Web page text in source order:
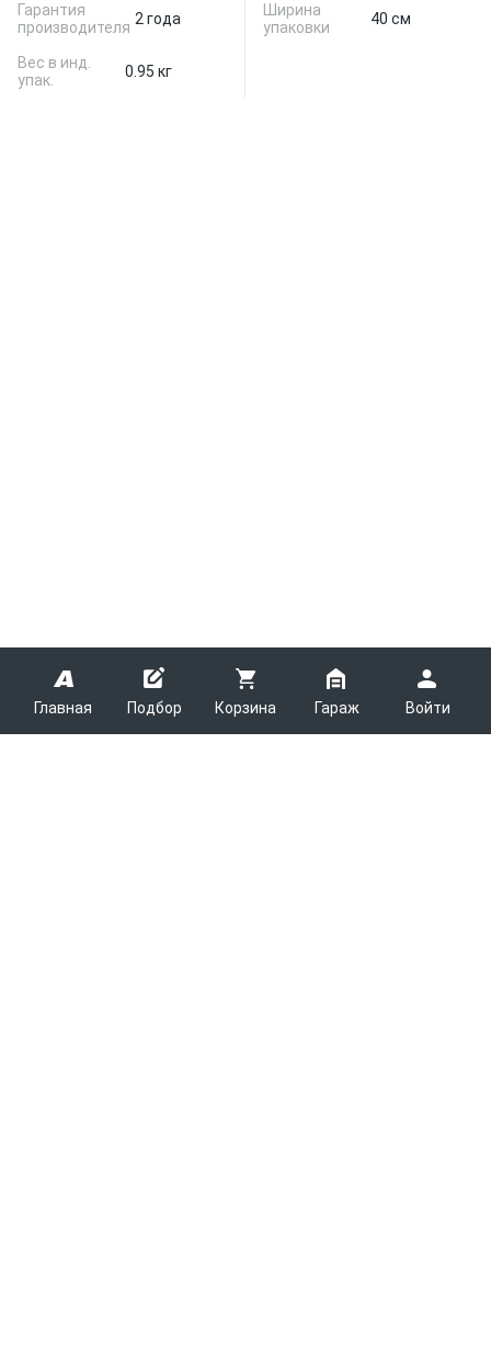
Главная Подбор Корзина Гараж Войти
Гарантия
производителя 2 года
Вес в инд.
упак.
0.95 кг
Ширина
упаковки
40 см